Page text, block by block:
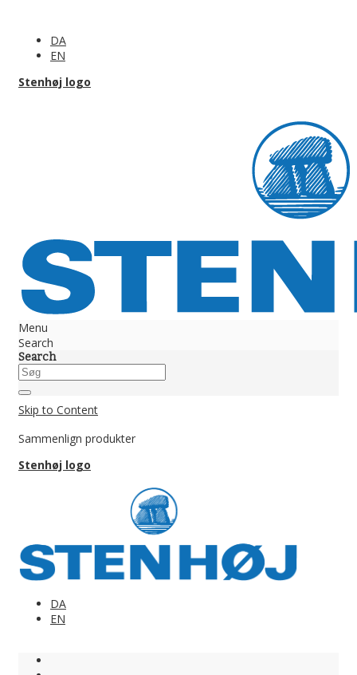
DA
EN
Stenhøj logo
Menu
Search
Search
Skip to Content
Sammenlign produkter
Stenhøj logo
DA
EN